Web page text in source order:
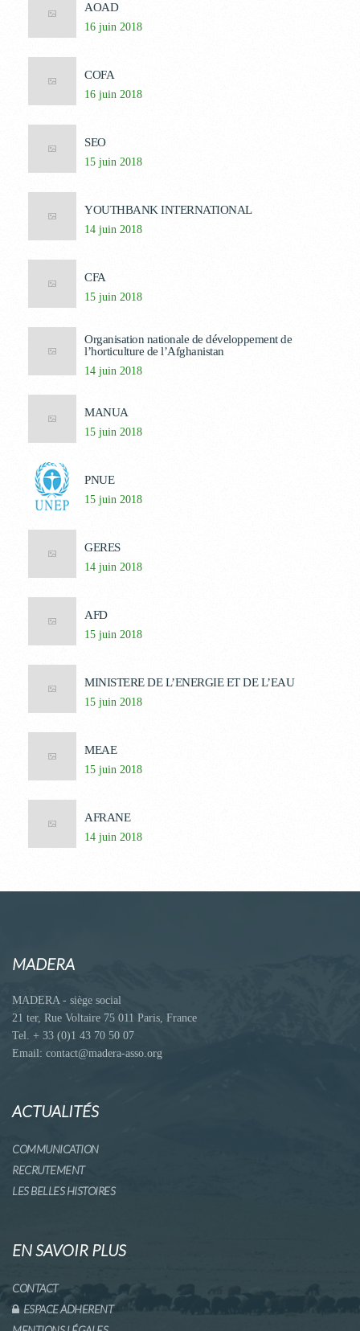
AOAD
16 juin 2018
COFA
16 juin 2018
SEO
15 juin 2018
YOUTHBANK INTERNATIONAL
14 juin 2018
CFA
15 juin 2018
Organisation nationale de développement de
l’horticulture de l’Afghanistan
14 juin 2018
MANUA
15 juin 2018
PNUE
15 juin 2018
GERES
14 juin 2018
AFD
15 juin 2018
MINISTERE DE L’ENERGIE ET DE L’EAU
15 juin 2018
MEAE
15 juin 2018
AFRANE
14 juin 2018
MADERA
MADERA - siège social
21 ter, Rue Voltaire 75 011 Paris, France
Tel. + 33 (0)1 43 70 50 07
Email: contact@madera-asso.org
ACTUALITÉS
COMMUNICATION
RECRUTEMENT
LES BELLES HISTOIRES
EN SAVOIR PLUS
CONTACT
ESPACE ADHERENT